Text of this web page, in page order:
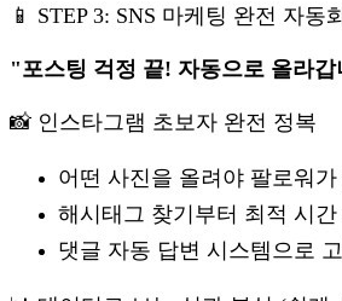
📱 STEP 3: SNS 마케팅 완전 자동
"포스팅 걱정 끝! 자동으로 올라
📸 인스타그램 초보자 완전 정복
어떤 사진을 올려야 팔로워
해시태그 찾기부터 최적 시
댓글 자동 답변 시스템으로